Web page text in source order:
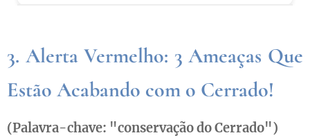
3. Alerta Vermelho: 3 Ameaças Que
Estão Acabando com o Cerrado!
(Palavra-chave: "conservação do Cerrado")